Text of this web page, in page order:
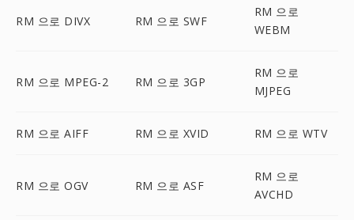
RM 으로 DIVX RM 으로 SWF
RM 으로
WEBM
RM 으로 MPEG-2 RM 으로 3GP
RM 으로
MJPEG
RM 으로 AIFF RM 으로 XVID RM 으로 WTV
RM 으로 OGV RM 으로 ASF
RM 으로
AVCHD